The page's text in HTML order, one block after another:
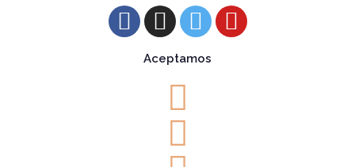
Aceptamos